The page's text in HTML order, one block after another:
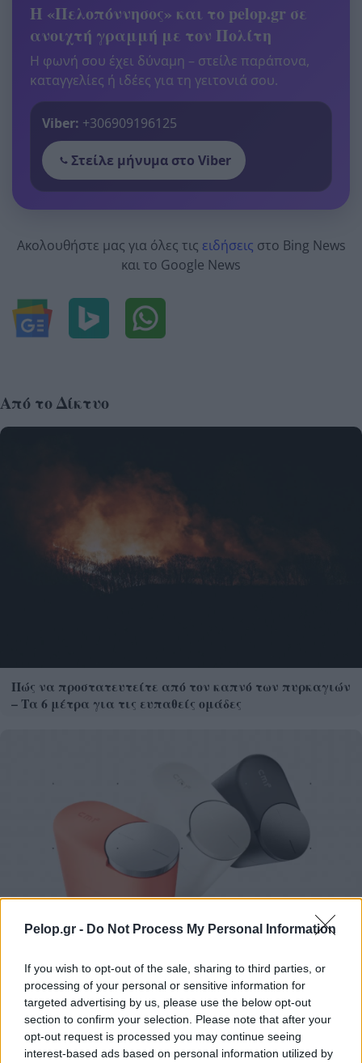
Pelop.gr - Do Not Process My Personal Information
If you wish to opt-out of the sale, sharing to third parties, or
processing of your personal or sensitive information for
targeted advertising by us, please use the below opt-out
section to confirm your selection. Please note that after your
opt-out request is processed you may continue seeing
interest-based ads based on personal information utilized by
Η «Πελοπόννησος» και το pelop.gr σε
ανοιχτή γραμμή με τον Πολίτη
Η φωνή σου έχει δύναμη – στείλε παράπονα,
καταγγελίες ή ιδέες για τη γειτονιά σου.
Viber: +306909196125
Στείλε μήνυμα στο Viber
Ακολουθήστε μας για όλες τις ειδήσεις στο Bing News
και το Google News
Από το Δίκτυο
Πώς να προστατευτείτε από τον καπνό των πυρκαγιών
– Τα 6 μέτρα για τις ευπαθείς ομάδες
CMF Clip Pro: Τα open-ear earbuds της Nothing με θήκη
Smart Dial